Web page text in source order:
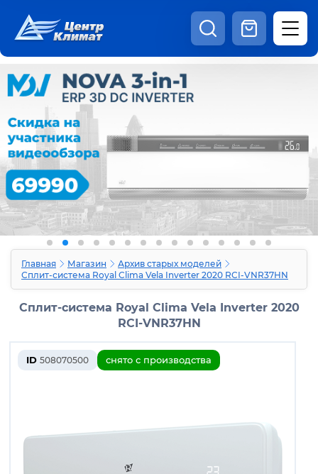
Каталог
Статьи
Наши работы Отзывы
Доставка и оплата Оферта
Контакты
8:00 - 20:00 Шоурум
Главная Магазин
Архив старых моделей
Сплит-система Royal Clima Vela Inverter 2020 RCI-VNR37HN
Сплит-система Royal Clima Vela Inverter 2020
RCI-VNR37HN
ID 508070500 снято с производства